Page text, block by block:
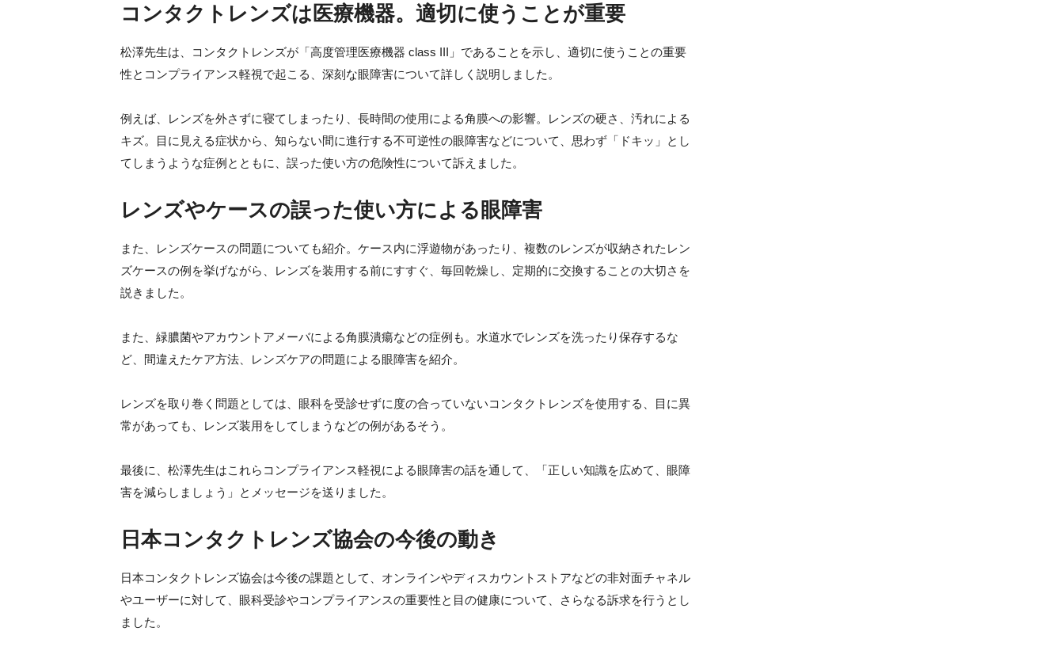
コンタクトレンズは医療機器。適切に使うことが重要
松澤先生は、コンタクトレンズが「高度管理医療機器 class III」であることを示し、適切に使うことの重要
性とコンプライアンス軽視で起こる、深刻な眼障害について詳しく説明しました。
例えば、レンズを外さずに寝てしまったり、長時間の使用による角膜への影響。レンズの硬さ、汚れによる
キズ。目に見える症状から、知らない間に進行する不可逆性の眼障害などについて、思わず「ドキッ」とし
てしまうような症例とともに、誤った使い方の危険性について訴えました。
レンズやケースの誤った使い方による眼障害
また、レンズケースの問題についても紹介。ケース内に浮遊物があったり、複数のレンズが収納されたレン
ズケースの例を挙げながら、レンズを装用する前にすすぐ、毎回乾燥し、定期的に交換することの大切さを
説きました。
また、緑膿菌やアカウントアメーバによる角膜潰瘍などの症例も。水道水でレンズを洗ったり保存するな
ど、間違えたケア方法、レンズケアの問題による眼障害を紹介。
レンズを取り巻く問題としては、眼科を受診せずに度の合っていないコンタクトレンズを使用する、目に異
常があっても、レンズ装用をしてしまうなどの例があるそう。
最後に、松澤先生はこれらコンプライアンス軽視による眼障害の話を通して、「正しい知識を広めて、眼障
害を減らしましょう」とメッセージを送りました。
日本コンタクトレンズ協会の今後の動き
日本コンタクトレンズ協会は今後の課題として、オンラインやディスカウントストアなどの非対面チャネル
やユーザーに対して、眼科受診やコンプライアンスの重要性と目の健康について、さらなる訴求を行うとし
ました。